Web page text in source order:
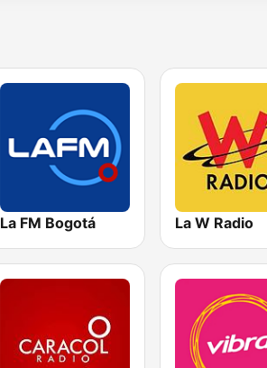
La FM Bogotá La W Radio